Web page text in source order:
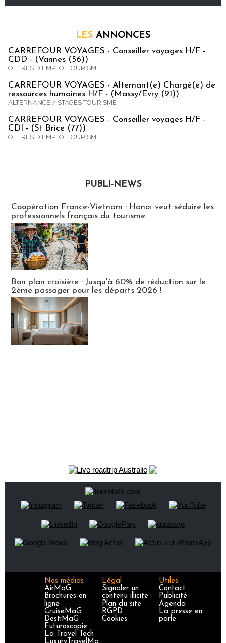
LES ANNONCES
CARREFOUR VOYAGES - Conseiller voyages H/F -
CDD - (Vannes (56))
OFFRES D'EMPLOI TOURISME
CARREFOUR VOYAGES - Alternant(e) Chargé(e) de
ressources humaines H/F - (Massy/Evry (91))
ALTERNANCE / STAGES TOURISME
CARREFOUR VOYAGES - Conseiller voyages H/F -
CDI - (St Brice (77))
OFFRES D'EMPLOI TOURISME
PUBLI-NEWS
Coopération France-Vietnam : Hanoï veut séduire les
professionnels français du tourisme
Bon plan croisière : Jusqu'à 60% de réduction sur le
2ème passager pour les départs 2026 !
Nos médias
AirMaG
Brochures en
ligne
CruiseMaG
DestiMaG
Futuroscopie
La Travel Tech
Légal
Signaler un
contenu illicite
Plan du site
RGPD
Cookies
Utiles
Contact
Publicité
Agenda
La presse en
parle